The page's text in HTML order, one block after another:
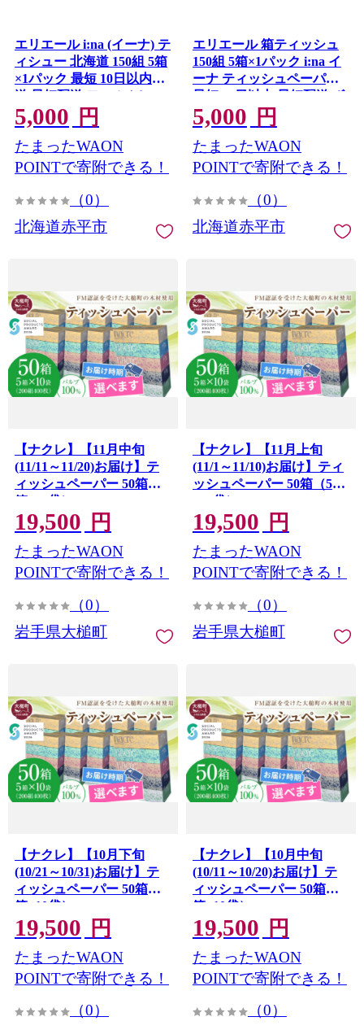
エリエール i:na (イーナ) テ
ィシュー 北海道 150組 5箱
×1パック 最短 10日以内配
送 最短配送 フィルムレス
ふるさと納税限定デザイン
イーナ ボックスティシュ
ー 箱ティッシュ ペーパー
備蓄品 花粉 赤平市
5,000 円
たまったWAON
POINTで寄附できる！
（0）
北海道赤平市
エリエール 箱ティッシュ
150組 5箱×1パック i:na イ
ーナ ティッシュペーパー
最短 10日以内 最短配送 ボ
ックスティシュー まとめ
買い ペーパー 紙 防災 常備
品 備蓄品 消耗品 備蓄 日用
品 生活必需品 北海道 赤平
5,000 円
たまったWAON
POINTで寄附できる！
（0）
北海道赤平市
【ナクレ】【11月中旬
(11/11～11/20)お届け】テ
ィッシュペーパー 50箱（5
箱×10袋）
19,500 円
たまったWAON
POINTで寄附できる！
（0）
岩手県大槌町
【ナクレ】【11月上旬
(11/1～11/10)お届け】ティ
ッシュペーパー 50箱（5箱
×10袋）
19,500 円
たまったWAON
POINTで寄附できる！
（0）
岩手県大槌町
【ナクレ】【10月下旬
(10/21～10/31)お届け】テ
ィッシュペーパー 50箱（5
箱×10袋）
19,500 円
たまったWAON
POINTで寄附できる！
（0）
【ナクレ】【10月中旬
(10/11～10/20)お届け】テ
ィッシュペーパー 50箱（5
箱×10袋）
19,500 円
たまったWAON
POINTで寄附できる！
（0）